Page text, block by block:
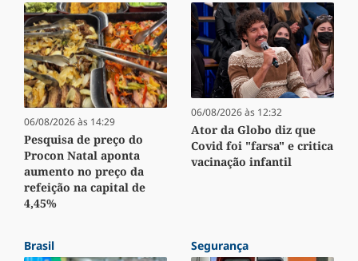
06/08/2026 às 14:29
Pesquisa de preço do
Procon Natal aponta
aumento no preço da
refeição na capital de
4,45%
06/08/2026 às 12:32
Ator da Globo diz que
Covid foi "farsa" e critica
vacinação infantil
Brasil Segurança